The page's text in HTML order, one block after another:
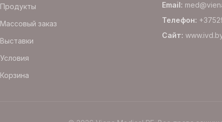
Продукты
Массовый заказ
Выставки
Условия
Корзина
Email:
Телефон:
Сайт: www.